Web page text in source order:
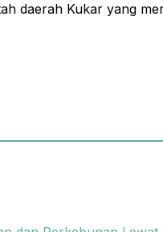
daerah Kukar yang